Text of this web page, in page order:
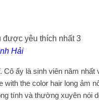
Hải
. Cô ấy là sinh viên năm nhất
the color hair long ảm
tính và thường xuyên nói